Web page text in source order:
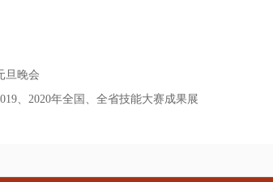
旦晚会
、2020年全国、全省技能大赛成果展